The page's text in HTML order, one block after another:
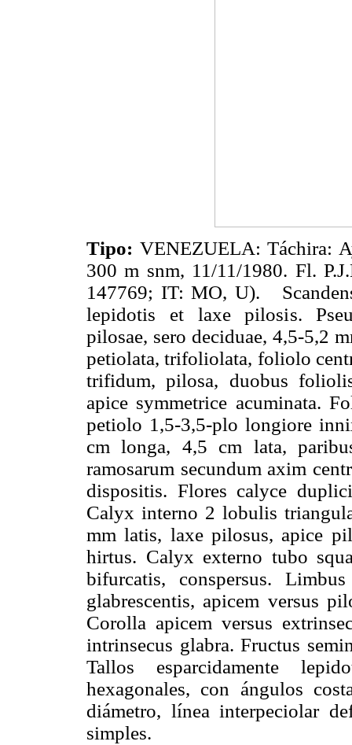
Tipo: VENEZUELA: Táchira:
300 m snm, 11/11/1980. Fl.
147769; IT: MO, U).
lepidotis et laxe pilosis.
pilosae, sero deciduae, 4,5-5,2
petiolata, trifoliolata, foliolo
trifidum, pilosa, duobus
apice symmetrice acuminata.
petiolo 1,5-3,5-plo longiore
cm longa, 4,5 cm lata,
ramosarum secundum axim
dispositis. Flores calyce
Calyx interno 2 lobulis
mm latis, laxe pilosus, apice
hirtus. Calyx externo tubo
bifurcatis, conspersus.
glabrescentis, apicem versus
Corolla apicem versus
intrinsecus glabra. Fructus
Tallos esparcidamente
hexagonales, con ángulos
diámetro, línea interpeciolar
simples.